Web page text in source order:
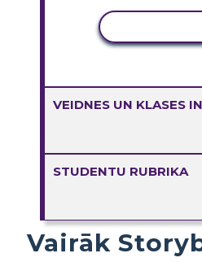
VEIDNES UN KLASES
STUDENTU RUBRIKA
Vairāk